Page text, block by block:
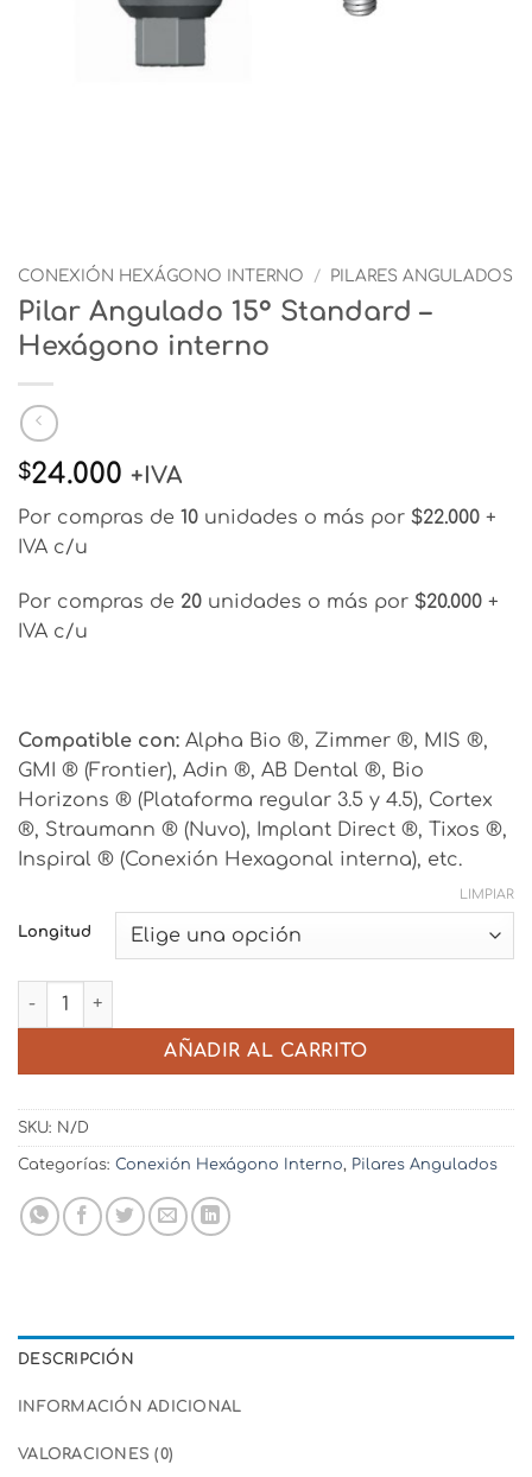
CONEXIÓN HEXÁGONO INTERNO / PILARES ANGULADOS
Pilar Angulado 15° Standard –
Hexágono interno
$24.000 +IVA
Por compras de 10 unidades o más por $22.000 +
IVA c/u
Por compras de 20 unidades o más por $20.000 +
IVA c/u
Compatible con: Alpha Bio ®, Zimmer ®, MIS ®,
GMI ® (Frontier), Adin ®, AB Dental ®, Bio
Horizons ® (Plataforma regular 3.5 y 4.5), Cortex
®, Straumann ® (Nuvo), Implant Direct ®, Tixos ®,
Inspiral ® (Conexión Hexagonal interna), etc.
Longitud
LIMPIAR
Pilar Angulado 15° Standard - Hexágono interno
AÑADIR AL CARRITO
SKU: N/D
Categorías: Conexión Hexágono Interno, Pilares Angulados
DESCRIPCIÓN
INFORMACIÓN ADICIONAL
VALORACIONES (0)